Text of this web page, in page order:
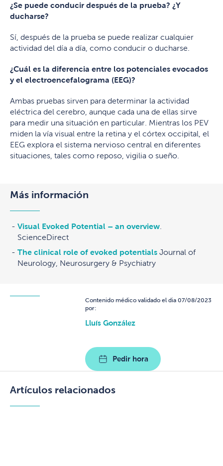
¿Se puede conducir después de la prueba? ¿Y
ducharse?
Sí, después de la prueba se puede realizar cualquier
actividad del día a día, como conducir o ducharse.
¿Cuál es la diferencia entre los potenciales evocados
y el electroencefalograma (EEG)?
Ambas pruebas sirven para determinar la actividad
eléctrica del cerebro, aunque cada una de ellas sirve
para medir una situación en particular. Mientras los PEV
miden la vía visual entre la retina y el córtex occipital, el
EEG explora el sistema nervioso central en diferentes
situaciones, tales como reposo, vigilia o sueño.
Más información
Visual Evoked Potential – an overview
ScienceDirect
The clinical role of evoked potentials Journal of
Neurology, Neurosurgery & Psychiatry
Contenido médico validado el dia 07/08/2023
por:
Lluís González
Pedir hora
Artículos relacionados